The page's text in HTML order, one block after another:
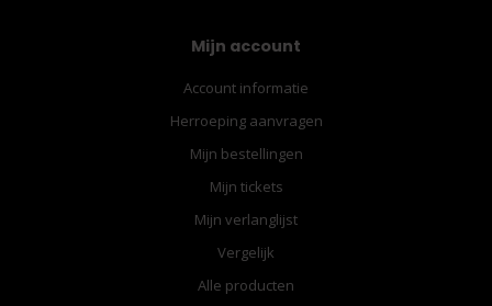
Mijn account
Account informatie
Herroeping aanvragen
Mijn bestellingen
Mijn tickets
Mijn verlanglijst
Vergelijk
Alle producten